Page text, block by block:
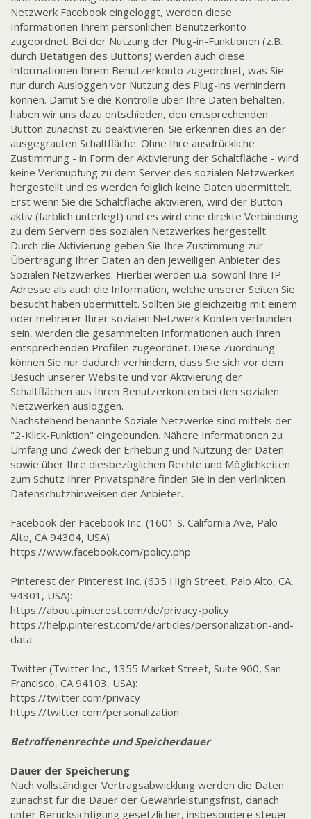
Netzwerk Facebook eingeloggt, werden diese
Informationen Ihrem persönlichen Benutzerkonto
zugeordnet. Bei der Nutzung der Plug-in-Funktionen (z.B.
durch Betätigen des Buttons) werden auch diese
Informationen Ihrem Benutzerkonto zugeordnet, was Sie
nur durch Ausloggen vor Nutzung des Plug-ins verhindern
können. Damit Sie die Kontrolle über Ihre Daten behalten,
haben wir uns dazu entschieden, den entsprechenden
Button zunächst zu deaktivieren. Sie erkennen dies an der
ausgegrauten Schaltfläche. Ohne Ihre ausdrückliche
Zustimmung - in Form der Aktivierung der Schaltfläche - wird
keine Verknüpfung zu dem Server des sozialen Netzwerkes
hergestellt und es werden folglich keine Daten übermittelt.
Erst wenn Sie die Schaltfläche aktivieren, wird der Button
aktiv (farblich unterlegt) und es wird eine direkte Verbindung
zu dem Servern des sozialen Netzwerkes hergestellt.
Durch die Aktivierung geben Sie Ihre Zustimmung zur
Übertragung Ihrer Daten an den jeweiligen Anbieter des
Sozialen Netzwerkes. Hierbei werden u.a. sowohl Ihre IP-
Adresse als auch die Information, welche unserer Seiten Sie
besucht haben übermittelt. Sollten Sie gleichzeitig mit einem
oder mehrerer Ihrer sozialen Netzwerk Konten verbunden
sein, werden die gesammelten Informationen auch Ihren
entsprechenden Profilen zugeordnet. Diese Zuordnung
können Sie nur dadurch verhindern, dass Sie sich vor dem
Besuch unserer Website und vor Aktivierung der
Schaltflächen aus Ihren Benutzerkonten bei den sozialen
Netzwerken ausloggen.
Nachstehend benannte Soziale Netzwerke sind mittels der
"2-Klick-Funktion" eingebunden. Nähere Informationen zu
Umfang und Zweck der Erhebung und Nutzung der Daten
sowie über Ihre diesbezüglichen Rechte und Möglichkeiten
zum Schutz Ihrer Privatsphäre finden Sie in den verlinkten
Datenschutzhinweisen der Anbieter.
Facebook der Facebook Inc. (1601 S. California Ave, Palo
Alto, CA 94304, USA)
https://www.facebook.com/policy.php
Pinterest der Pinterest Inc. (635 High Street, Palo Alto, CA,
94301, USA):
https://about.pinterest.com/de/privacy-policy
https://help.pinterest.com/de/articles/personalization-and-
data
Twitter (Twitter Inc., 1355 Market Street, Suite 900, San
Francisco, CA 94103, USA):
https://twitter.com/privacy
https://twitter.com/personalization
Betroffenenrechte und Speicherdauer
Dauer der Speicherung
Nach vollständiger Vertragsabwicklung werden die Daten
zunächst für die Dauer der Gewährleistungsfrist, danach
unter Berücksichtigung gesetzlicher, insbesondere steuer-